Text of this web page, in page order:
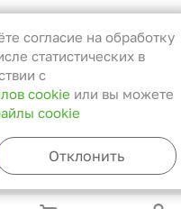
и не могут
Вы
так, чтобы
вас об
случае
согласие на обработку
статистических в
с
cookie или вы можете
cookie
Отклонить